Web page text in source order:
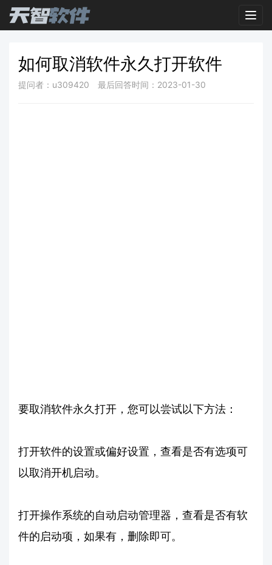
如何取消软件永久打开软件
提问者：u309420 最后回答时间：2023-01-30
要取消软件永久打开，您可以尝试以下方法：
打开软件的设置或偏好设置，查看是否有选项可
以取消开机启动。
打开操作系统的自动启动管理器，查看是否有软
件的启动项，如果有，删除即可。